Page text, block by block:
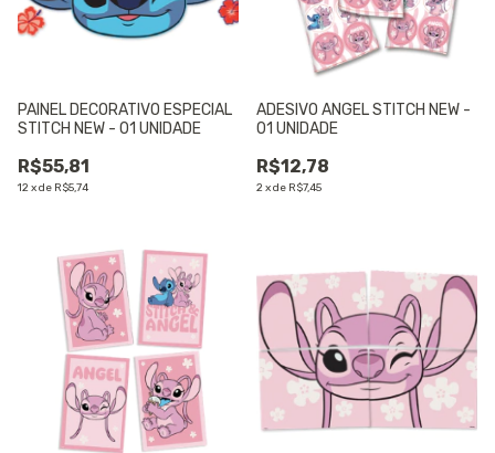
PAINEL DECORATIVO ESPECIAL
STITCH NEW - 01 UNIDADE
R$55,81
12xde R$5,74
ADESIVO ANGEL STITCH NEW -
01 UNIDADE
R$12,78
2xde R$7,45